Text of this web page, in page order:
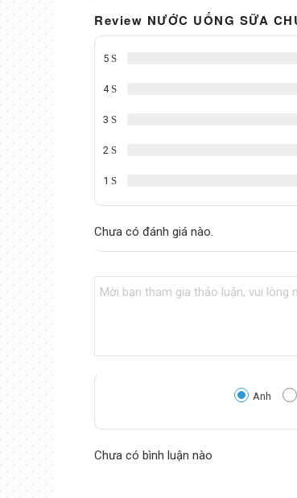
Review NƯỚC UỐNG SỮA
5
4
3
2
1
Chưa có đánh giá nào.
Anh
Chưa có bình luận nào